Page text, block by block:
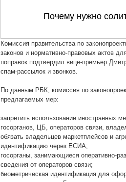
Комиссия правительства по
законов и нормативно-правовых актов
поправок подтвердил вице-премьер
спам-рассылок и звонков.
По данным РБК, комиссия по
предлагаемых мер:
запретить использование иностранных
госорганов, ЦБ, операторов связи,
обязать владельцев маркетплейсов и
идентификацию через ЕСИА;
госорганы, занимающиеся оперативно-
сведения от операторов связи;
биометрическая идентификация для